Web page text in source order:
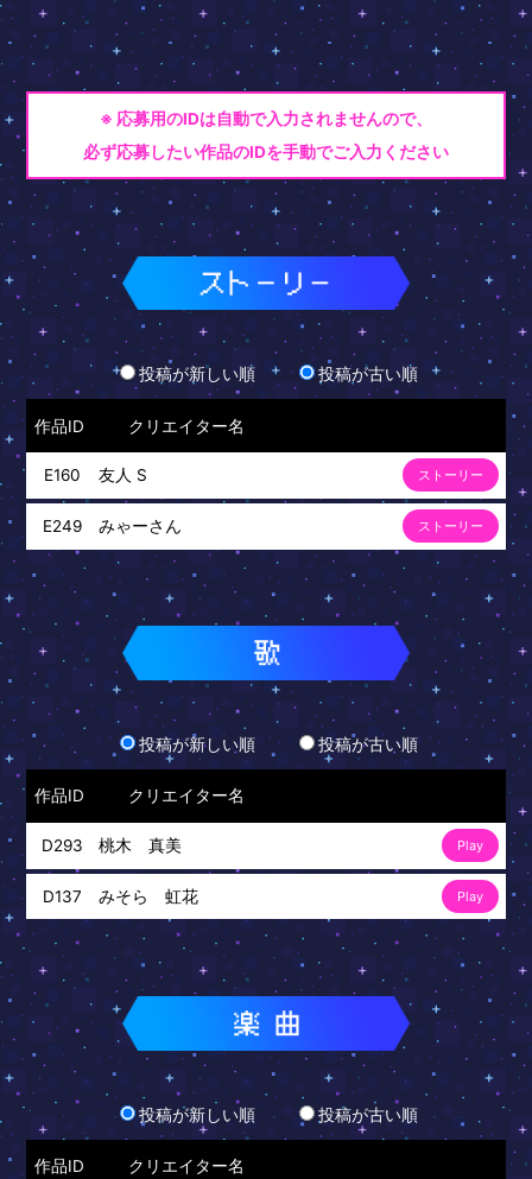
※ 応募用のIDは自動で入力されませんので、
必ず応募したい作品のIDを手動でご入力ください
投稿が新しい順 投稿が古い順
作品ID クリエイター名
E160 友人 S ストーリー
E249 みゃーさん ストーリー
投稿が新しい順 投稿が古い順
作品ID クリエイター名
D293 桃木 真美 Play
D137 みそら 虹花 Play
投稿が新しい順 投稿が古い順
作品ID クリエイター名